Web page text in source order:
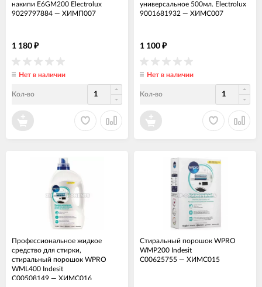
накипи E6GM200 Electrolux
9029797884 — ХИМП007
1 180 ₽
Нет в наличии
Кол-во
универсальное 500мл. Electrolux
9001681932 — ХИМС007
1 100 ₽
Нет в наличии
Кол-во
Профессиональное жидкое
средство для стирки,
стиральный порошок WPRO
WML400 Indesit
C00508149 — ХИМС016
Стиральный порошок WPRO
WMP200 Indesit
C00625755 — ХИМС015